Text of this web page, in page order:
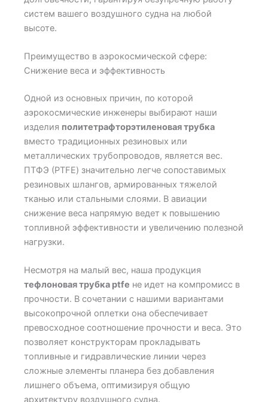
систем вашего воздушного судна на любой
высоте.
Преимущество в аэрокосмической сфере:
Снижение веса и эффективность
Одной из основных причин, по которой
аэрокосмические инженеры выбирают наши
изделия политетрафторэтиленовая трубка
вместо традиционных резиновых или
металлических трубопроводов, является вес.
ПТФЭ (PTFE) значительно легче сопоставимых
резиновых шлангов, армированных тяжелой
тканью или стальными слоями. В авиации
снижение веса напрямую ведет к повышению
топливной эффективности и увеличению полезной
нагрузки.
Несмотря на малый вес, наша продукция
тефлоновая трубка ptfe не идет на компромисс в
прочности. В сочетании с нашими вариантами
высокопрочной оплетки она обеспечивает
превосходное соотношение прочности и веса. Это
позволяет конструкторам прокладывать
топливные и гидравлические линии через
сложные элементы планера без добавления
лишнего объема, оптимизируя общую
архитектуру воздушного судна.